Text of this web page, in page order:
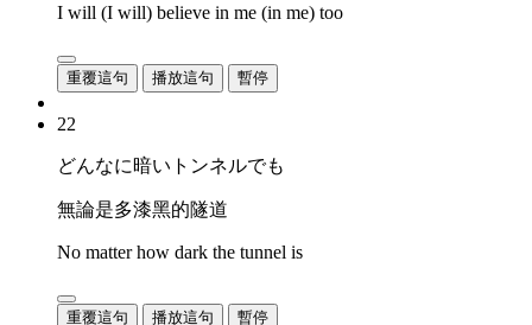
I will (I will) believe in me (in me) too
重覆這句 播放這句 暫停
22
どんなに暗いトンネルでも
無論是多漆黑的隧道
No matter how dark the tunnel is
重覆這句 播放這句 暫停